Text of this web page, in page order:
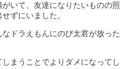
いて、友達になりたいものの照
ずにいました。
ドラえもんにのび太君が放った
まうことでよりダメになってし